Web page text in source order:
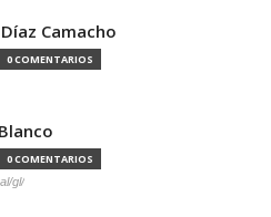
Camacho
0 COMENTARIOS
0 COMENTARIOS
gl/